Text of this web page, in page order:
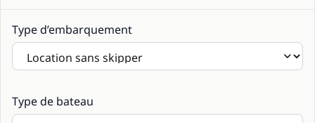
Type d’embarquement
Type de bateau